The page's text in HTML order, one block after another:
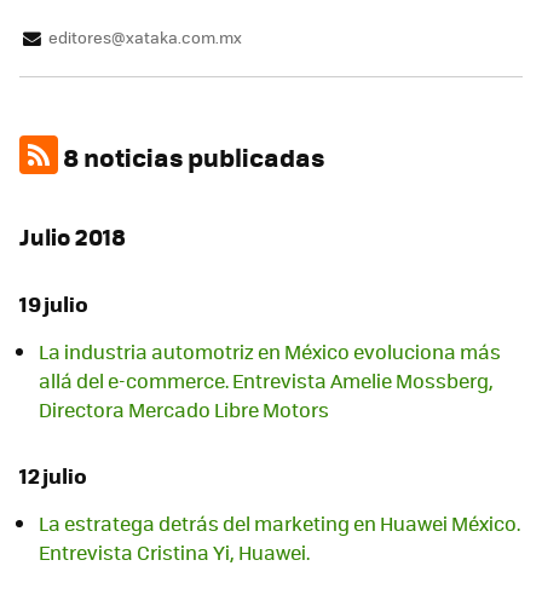
editores@xataka.com.mx
8 noticias publicadas
Julio 2018
19 julio
La industria automotriz en México evoluciona más
allá del e-commerce. Entrevista Amelie Mossberg,
Directora Mercado Libre Motors
12 julio
La estratega detrás del marketing en Huawei México.
Entrevista Cristina Yi, Huawei.